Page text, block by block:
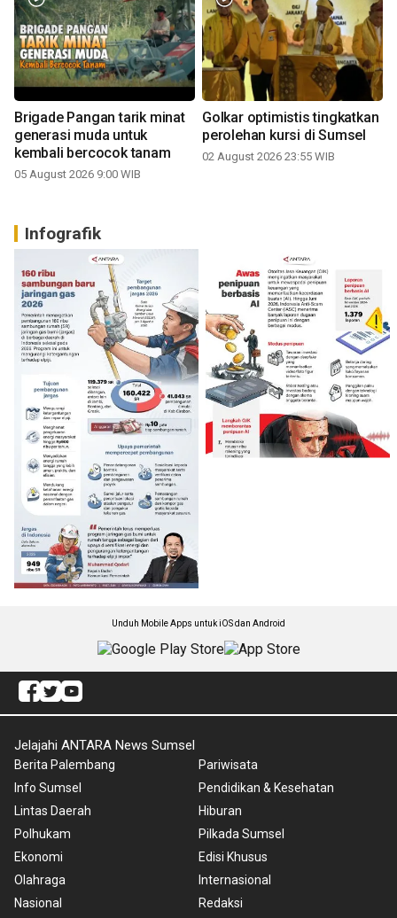
Brigade Pangan tarik minat
generasi muda untuk
kembali bercocok tanam
05 August 2026 9:00 WIB
Golkar optimistis tingkatkan
perolehan kursi di Sumsel
02 August 2026 23:55 WIB
Infografik
Unduh Mobile Apps untuk iOS dan Android
Jelajahi ANTARA News Sumsel
Berita Palembang
Info Sumsel
Lintas Daerah
Polhukam
Ekonomi
Olahraga
Nasional
Pariwisata
Pendidikan & Kesehatan
Hiburan
Pilkada Sumsel
Edisi Khusus
Internasional
Redaksi